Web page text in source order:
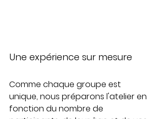
Une expérience sur mesure
Comme chaque groupe est
unique, nous préparons l'atelier en
fonction du nombre de